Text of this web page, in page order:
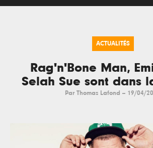
ACTUALITÉS
Rag'n'Bone Man,
Selah Sue sont dans
Par Thomas Lafond -- 19/04/